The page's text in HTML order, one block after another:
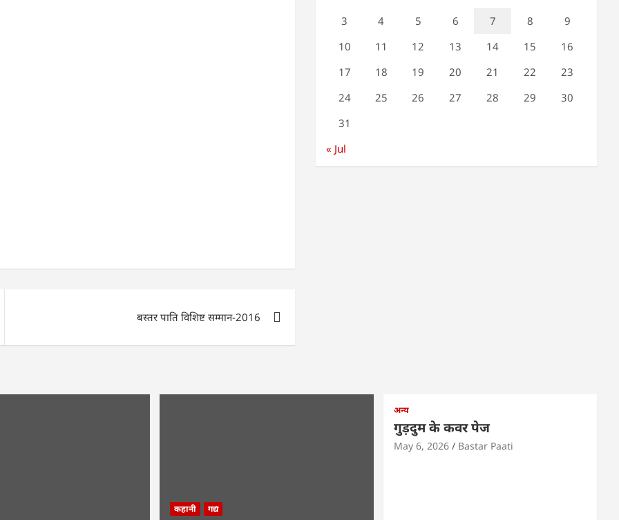
बस्तर पाति विशिष्ट सम्मान-2016
3
4 5 6 7 8
9
10
11 12 13 14 15
16
17
18 19 20 21 22
23
24
25 26 27 28 29
30
31
« Jul
कहानी गद्य
अन्य
गुड़दुम के कवर पेज
May 6, 2026 Bastar Paati